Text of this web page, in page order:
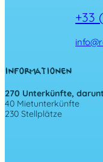
+33
INFORMATIONEN
270 Unterkünfte,
40 Mietunterkünfte
230 Stellplätze